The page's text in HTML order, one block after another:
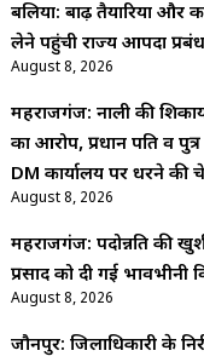
बलिया: बाढ़ तैयारियों और
लेने पहुंची राज्य आपदा
August 8, 2026
महराजगंज: नाली की
का आरोप, प्रधान पति व
DM कार्यालय पर धरने की
August 8, 2026
महराजगंज: पदोन्नति की
प्रसाद को दी गई भावभीनी
August 8, 2026
जौनपुर: जिलाधिकारी के